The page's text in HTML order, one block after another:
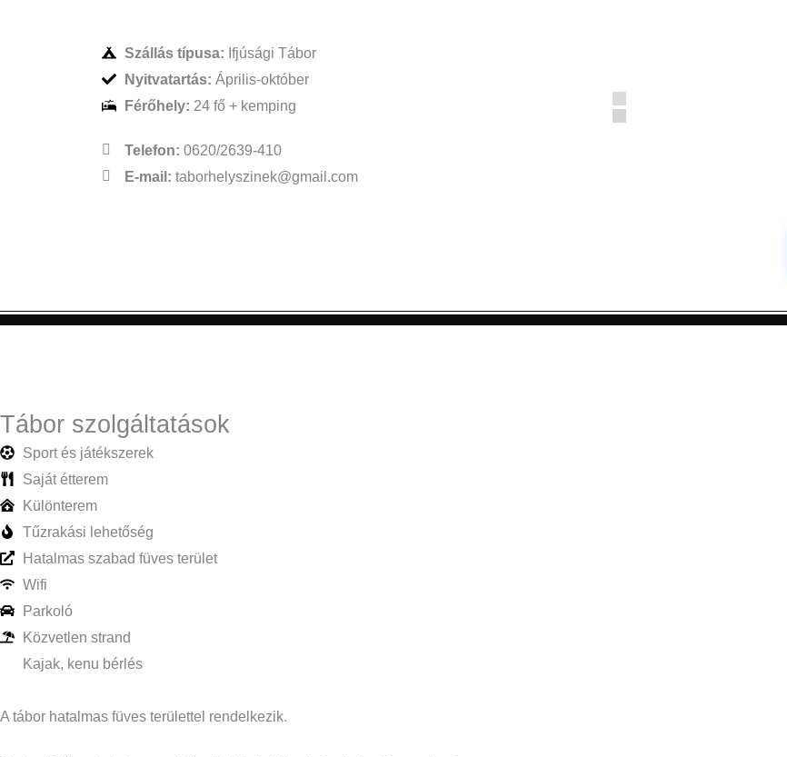
Szállás típusa: Ifjúsági Tábor
Nyitvatartás: Április-október
Férőhely: 24 fő + kemping
Telefon: 0620/2639-410
E-mail: taborhelyszinek@gmail.com
Tábor szolgáltatások
Sport és játékszerek
Saját étterem
Különterem
Tűzrakási lehetőség
Hatalmas szabad füves terület
Wifi
Parkoló
Közvetlen strand
Kajak, kenu bérlés
A tábor hatalmas füves területtel rendelkezik.